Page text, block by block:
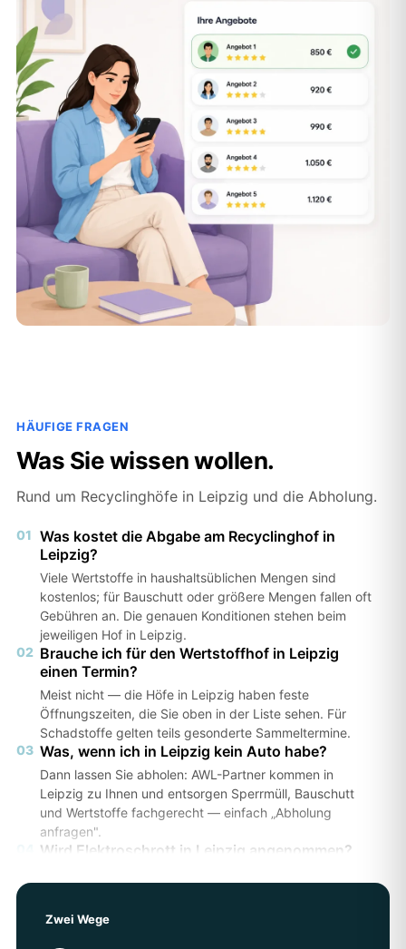
HÄUFIGE FRAGEN
Was Sie wissen wollen.
Rund um Recyclinghöfe in Leipzig und die Abholung.
01 Was kostet die Abgabe am Recyclinghof in
Leipzig?
Viele Wertstoffe in haushaltsüblichen Mengen sind
kostenlos; für Bauschutt oder größere Mengen fallen oft
Gebühren an. Die genauen Konditionen stehen beim
jeweiligen Hof in Leipzig.
02 Brauche ich für den Wertstoffhof in Leipzig
einen Termin?
Meist nicht — die Höfe in Leipzig haben feste
Öffnungszeiten, die Sie oben in der Liste sehen. Für
Schadstoffe gelten teils gesonderte Sammeltermine.
03 Was, wenn ich in Leipzig kein Auto habe?
Dann lassen Sie abholen: AWL-Partner kommen in
Leipzig zu Ihnen und entsorgen Sperrmüll, Bauschutt
und Wertstoffe fachgerecht — einfach „Abholung
anfragen".
Wird Elektroschrott in Leipzig angenommen?
direkt beim Hof.
Erhalte ich einen Entsorgungsnachweis?
Zwei Wege